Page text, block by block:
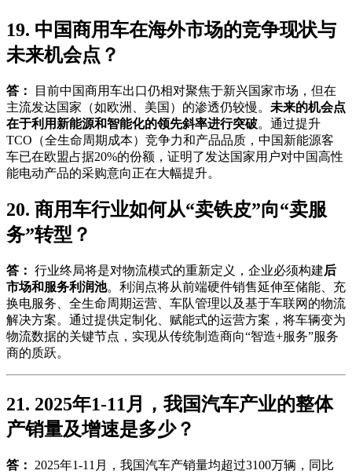
19. 中国商用车在海外市场的竞争现状与
未来机会点？
答：
目前中国商用车出口仍相对聚焦于新兴国家市场，但在
主流发达国家（如欧洲、美国）的渗透仍较慢。 未来的机会点
在于利用新能源和智能化的领先斜率进行突破。通过提升
TCO（全生命周期成本）竞争力和产品品质，中国新能源客
车已在欧盟占据20%的份额，证明了发达国家用户对中国高性
能电动产品的采购意向正在大幅提升。
20. 商用车行业如何从“卖铁皮”向“卖服
务”转型？
答： 行业终局将是对物流模式的重新定义，企业必须构建后
市场和服务利润池。利润点将从前端硬件销售延伸至储能、充
换电服务、全生命周期运营、车队管理以及基于车联网的物流
解决方案。通过提供定制化、赋能式的运营方案，将车辆变为
物流数据的关键节点，实现从传统制造商向“智造+服务”服务
商的质跃。
21. 2025年1-11月，我国汽车产业的整体
产销量及增速是多少？
答：
2025年1-11月，我国汽车产销量均超过3100万辆，同比